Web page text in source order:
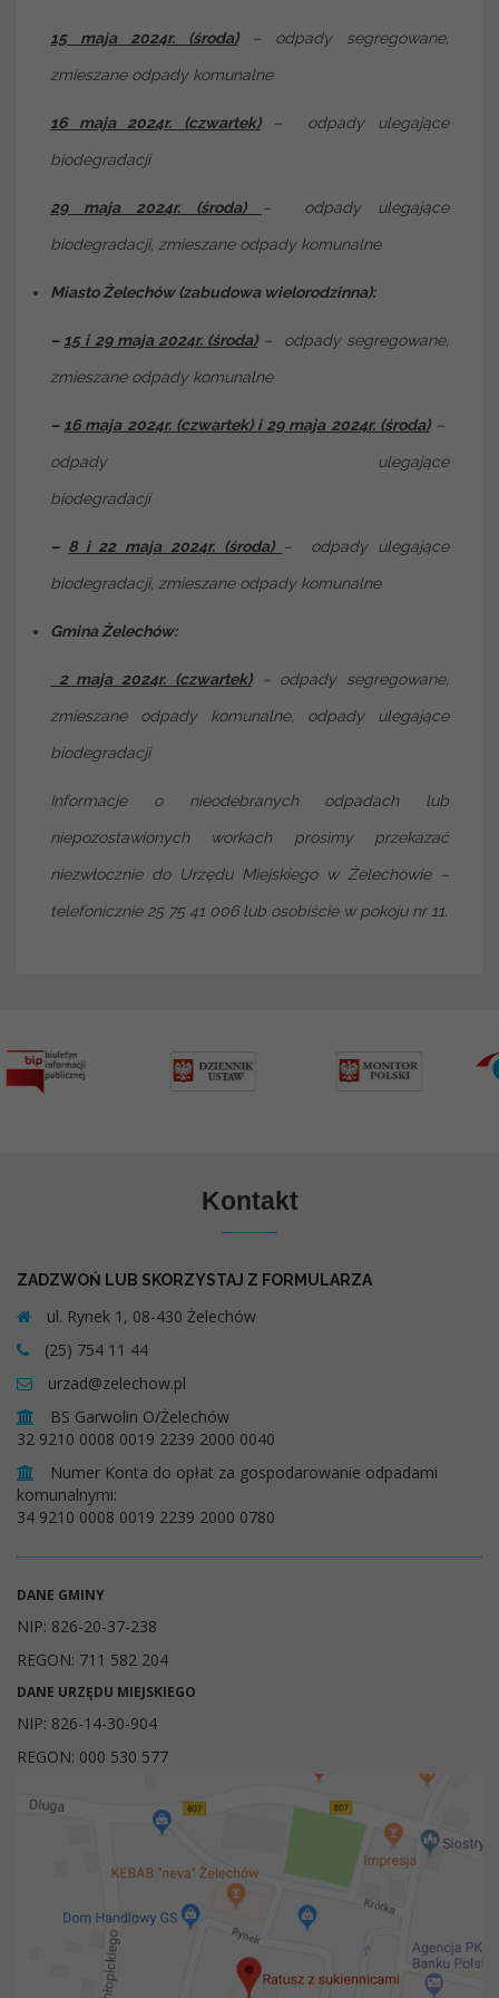
15 maja 2024r. (środa)– odpady segregowane,
zmieszane odpady komunalne
16 maja 2024r. (czwartek) – odpady ulegające
biodegradacji
29 maja 2024r. (środa) – odpady ulegające
biodegradacji, zmieszane odpady komunalne
Miasto Żelechów (zabudowa wielorodzinna):
– 15 i 29 maja 2024r. (środa)– odpady segregowane,
zmieszane odpady komunalne
– 16 maja 2024r. (czwartek) i 29 maja 2024r. (środa)–
odpady ulegające
– 8 i 22 maja 2024r. (środa) – odpady ulegające
biodegradacji, zmieszane odpady komunalne
Gmina Żelechów:
2 maja 2024r. (czwartek)– odpady segregowane,
zmieszane odpady komunalne, odpady ulegające
biodegradacji
Informacje o nieodebranych odpadach lub
niepozostawionych workach prosimy przekazać
niezwłocznie do Urzędu Miejskiego w Żelechowie –
telefonicznie 25 75 41 006 lub osobiście w pokoju nr 11.
Kontakt
ZADZWOŃ LUB SKORZYSTAJ Z FORMULARZA
ul. Rynek 1, 08-430 Żelechów
(25) 754 11 44
urzad@zelechow.pl
BS Garwolin O/Żelechów
32 9210 0008 0019 2239 2000 0040
Numer Konta do opłat za gospodarowanie odpadami
komunalnymi:
34 9210 0008 0019 2239 2000 0780
DANE GMINY
NIP: 826-20-37-238
REGON: 711 582 204
DANE URZĘDU MIEJSKIEGO
NIP: 826-14-30-904
REGON: 000 530 577